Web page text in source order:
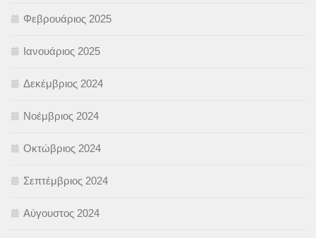
Φεβρουάριος 2025
Ιανουάριος 2025
Δεκέμβριος 2024
Νοέμβριος 2024
Οκτώβριος 2024
Σεπτέμβριος 2024
Αύγουστος 2024